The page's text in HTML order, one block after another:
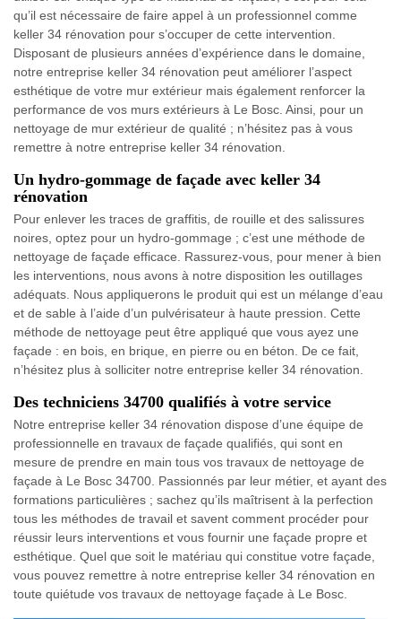
qu’il est nécessaire de faire appel à un professionnel comme
keller 34 rénovation pour s’occuper de cette intervention.
Disposant de plusieurs années d’expérience dans le domaine,
notre entreprise keller 34 rénovation peut améliorer l’aspect
esthétique de votre mur extérieur mais également renforcer la
performance de vos murs extérieurs à Le Bosc. Ainsi, pour un
nettoyage de mur extérieur de qualité ; n’hésitez pas à vous
remettre à notre entreprise keller 34 rénovation.
Un hydro-gommage de façade avec keller 34
rénovation
Pour enlever les traces de graffitis, de rouille et des salissures
noires, optez pour un hydro-gommage ; c’est une méthode de
nettoyage de façade efficace. Rassurez-vous, pour mener à bien
les interventions, nous avons à notre disposition les outillages
adéquats. Nous appliquerons le produit qui est un mélange d’eau
et de sable à l’aide d’un pulvérisateur à haute pression. Cette
méthode de nettoyage peut être appliqué que vous ayez une
façade : en bois, en brique, en pierre ou en béton. De ce fait,
n’hésitez plus à solliciter notre entreprise keller 34 rénovation.
Des techniciens 34700 qualifiés à votre service
Notre entreprise keller 34 rénovation dispose d’une équipe de
professionnelle en travaux de façade qualifiés, qui sont en
mesure de prendre en main tous vos travaux de nettoyage de
façade à Le Bosc 34700. Passionnés par leur métier, et ayant des
formations particulières ; sachez qu’ils maîtrisent à la perfection
tous les méthodes de travail et savent comment procéder pour
réussir leurs interventions et vous fournir une façade propre et
esthétique. Quel que soit le matériau qui constitue votre façade,
vous pouvez remettre à notre entreprise keller 34 rénovation en
toute quiétude vos travaux de nettoyage façade à Le Bosc.